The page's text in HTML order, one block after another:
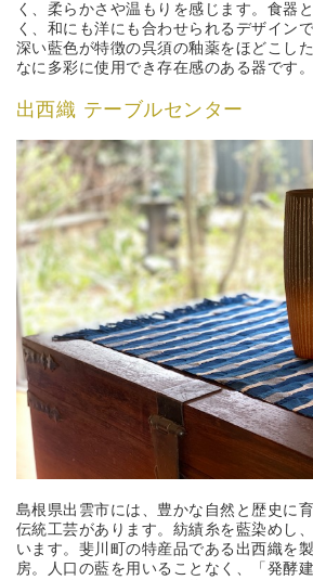
く、柔らかさや温もりを感じます。食器
く、和にも洋にも合わせられるデザイン
深い藍色が特徴の呉須の釉薬をほどこし
なに多彩に使用でき存在感のある器です。
出西織 テーブルセンター
島根県出雲市には、豊かな自然と歴史に
伝統工芸があります。紡績糸を藍染めし
います。斐川町の特産品である出西織を
房。人口の藍を用いることなく、「発酵